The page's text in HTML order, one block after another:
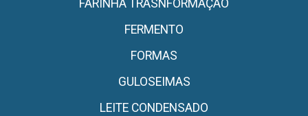
FARINHA TRASNFORMAÇÃO
FERMENTO
FORMAS
GULOSEIMAS
LEITE CONDENSADO